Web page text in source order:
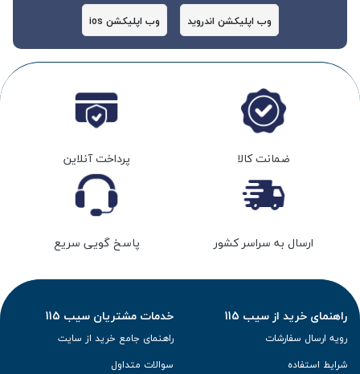
وب اپلیکشن اندروید وب اپلیکشن ios
ضمانت کالا پرداخت آنلاین
ارسال به سراسر کشور پاسخ گویی سریع
راهنمای خرید از سیب 115
رویه ارسال سفارشات
شرایط استفاده
خدمات مشتریان سیب 115
راهنمای جامع خرید از سایت
سوالات متداول